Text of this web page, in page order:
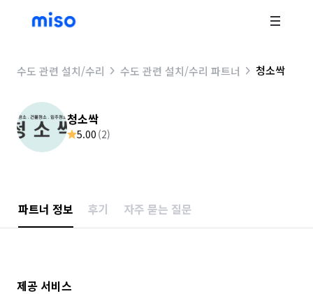
수도 관련 설치/수리 수도 관련 설치/수리 파트너 청소싹
청소싹
5.00 (2)
파트너 정보 후기 자주 묻는 질문
제공 서비스